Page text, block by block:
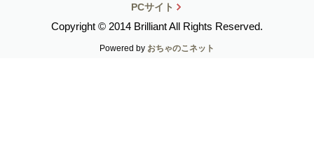
PCサイト
Copyright © 2014 Brilliant All Rights Reserved.
Powered by おちゃのこネット